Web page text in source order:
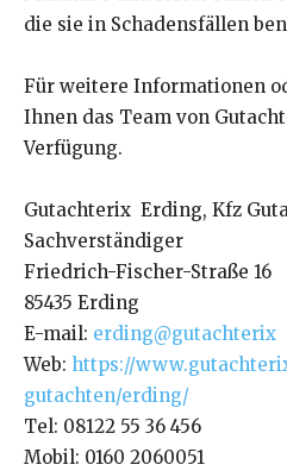
die sie in Schadensfällen
Für weitere Informationen
Ihnen das Team von
Verfügung.
Gutachterix Erding, Kfz
Sachverständiger
Friedrich-Fischer-Straße 16
85435 Erding
E-mail: erding@gutachterix
Web: https://
gutachten/erding/
Tel: 08122 55 36 456
Mobil: 0160 2060051